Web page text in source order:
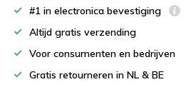
#1 in electronica bevestiging
Altijd gratis verzending
Voor consumenten en bedrijven
Gratis retourneren in NL & BE